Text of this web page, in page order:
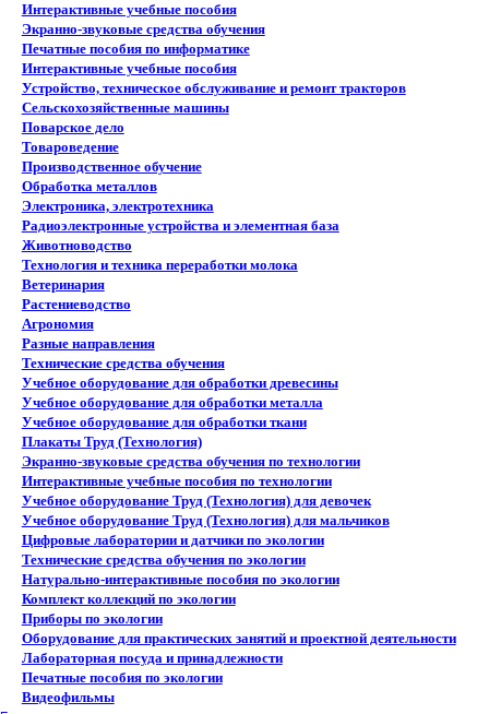
Интерактивные учебные пособия
Экранно-звуковые средства обучения
Печатные пособия по информатике
Интерактивные учебные пособия
Устройство, техническое обслуживание и ремонт тракторов
Сельскохозяйственные машины
Поварское дело
Товароведение
Производственное обучение
Обработка металлов
Электроника, электротехника
Радиоэлектронные устройства и элементная база
Животноводство
Технология и техника переработки молока
Ветеринария
Растениеводство
Агрономия
Разные направления
Технические средства обучения
Учебное оборудование для обработки древесины
Учебное оборудование для обработки металла
Учебное оборудование для обработки ткани
Плакаты Труд (Технология)
Экранно-звуковые средства обучения по технологии
Интерактивные учебные пособия по технологии
Учебное оборудование Труд (Технология) для девочек
Учебное оборудование Труд (Технология) для мальчиков
Цифровые лаборатории и датчики по экологии
Технические средства обучения по экологии
Натурально-интерактивные пособия по экологии
Комплект коллекций по экологии
Приборы по экологии
Оборудование для практических занятий и проектной деятельности
Лабораторная посуда и принадлежности
Печатные пособия по экологии
Видеофильмы